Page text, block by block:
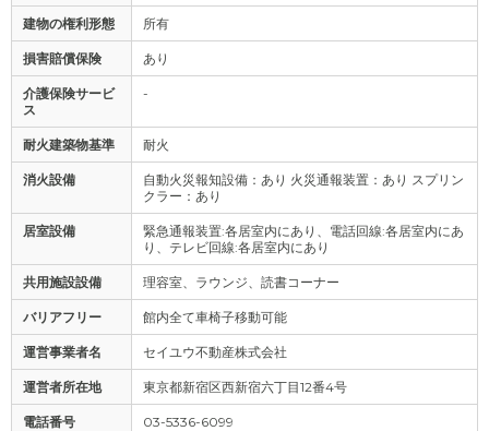
建物の権利形態 所有
損害賠償保険 あり
介護保険サービ
ス
-
耐火建築物基準 耐火
消火設備
自動火災報知設備：あり 火災通報装置：あり スプリン
クラー：あり
居室設備
緊急通報装置:各居室内にあり、電話回線:各居室内にあ
り、テレビ回線:各居室内にあり
共用施設設備 理容室、ラウンジ、読書コーナー
バリアフリー 館内全て車椅子移動可能
運営事業者名 セイユウ不動産株式会社
運営者所在地 東京都新宿区西新宿六丁目12番4号
電話番号 03-5336-6099